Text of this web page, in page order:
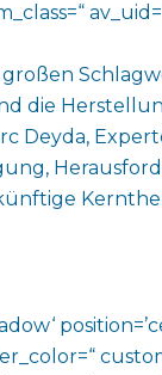
die
Deyda,